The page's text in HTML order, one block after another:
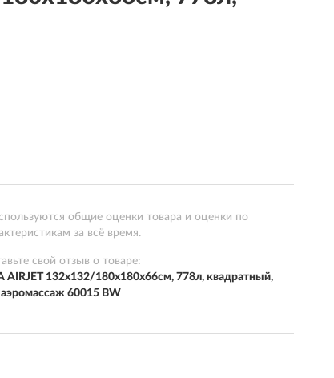
общие оценки товара и оценки по
за всё время.
свой отзыв о товаре:
AIRJET 132х132/180х180х66см, 778л, квадратный,
аэромассаж 60015 BW